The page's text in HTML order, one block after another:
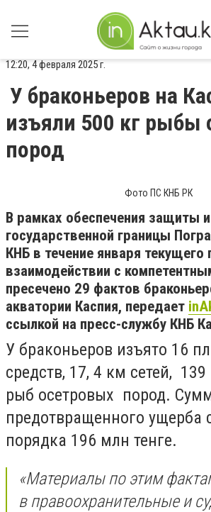
12:20, 4 февраля 2025 г.
У браконьеров на
изъяли 500 кг рыбы
пород
Фото ПС КНБ РК
В рамках обеспечения защиты
государственной границы
КНБ в течение января текущего
взаимодействии с
пресечено 29 фактов
акватории Каспия, передает
ссылкой на пресс-службу КНБ
У браконьеров изъято 16
средств, 17, 4 км сетей,
рыб осетровых пород.
предотвращенного ущерба
порядка 196 млн тенге.
«Материалы по этим
в правоохранительные и